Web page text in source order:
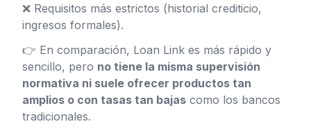
❌ Requisitos más estrictos (historial crediticio,
ingresos formales).
👉 En comparación, Loan Link es más rápido y
sencillo, pero no tiene la misma supervisión
normativa ni suele ofrecer productos tan
amplios o con tasas tan bajas como los bancos
tradicionales.